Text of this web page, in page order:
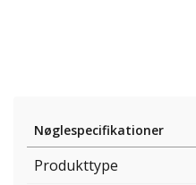
Nøglespecifikationer
Produkttype